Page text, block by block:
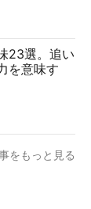
23選。追い
を意味す
をもっと見る